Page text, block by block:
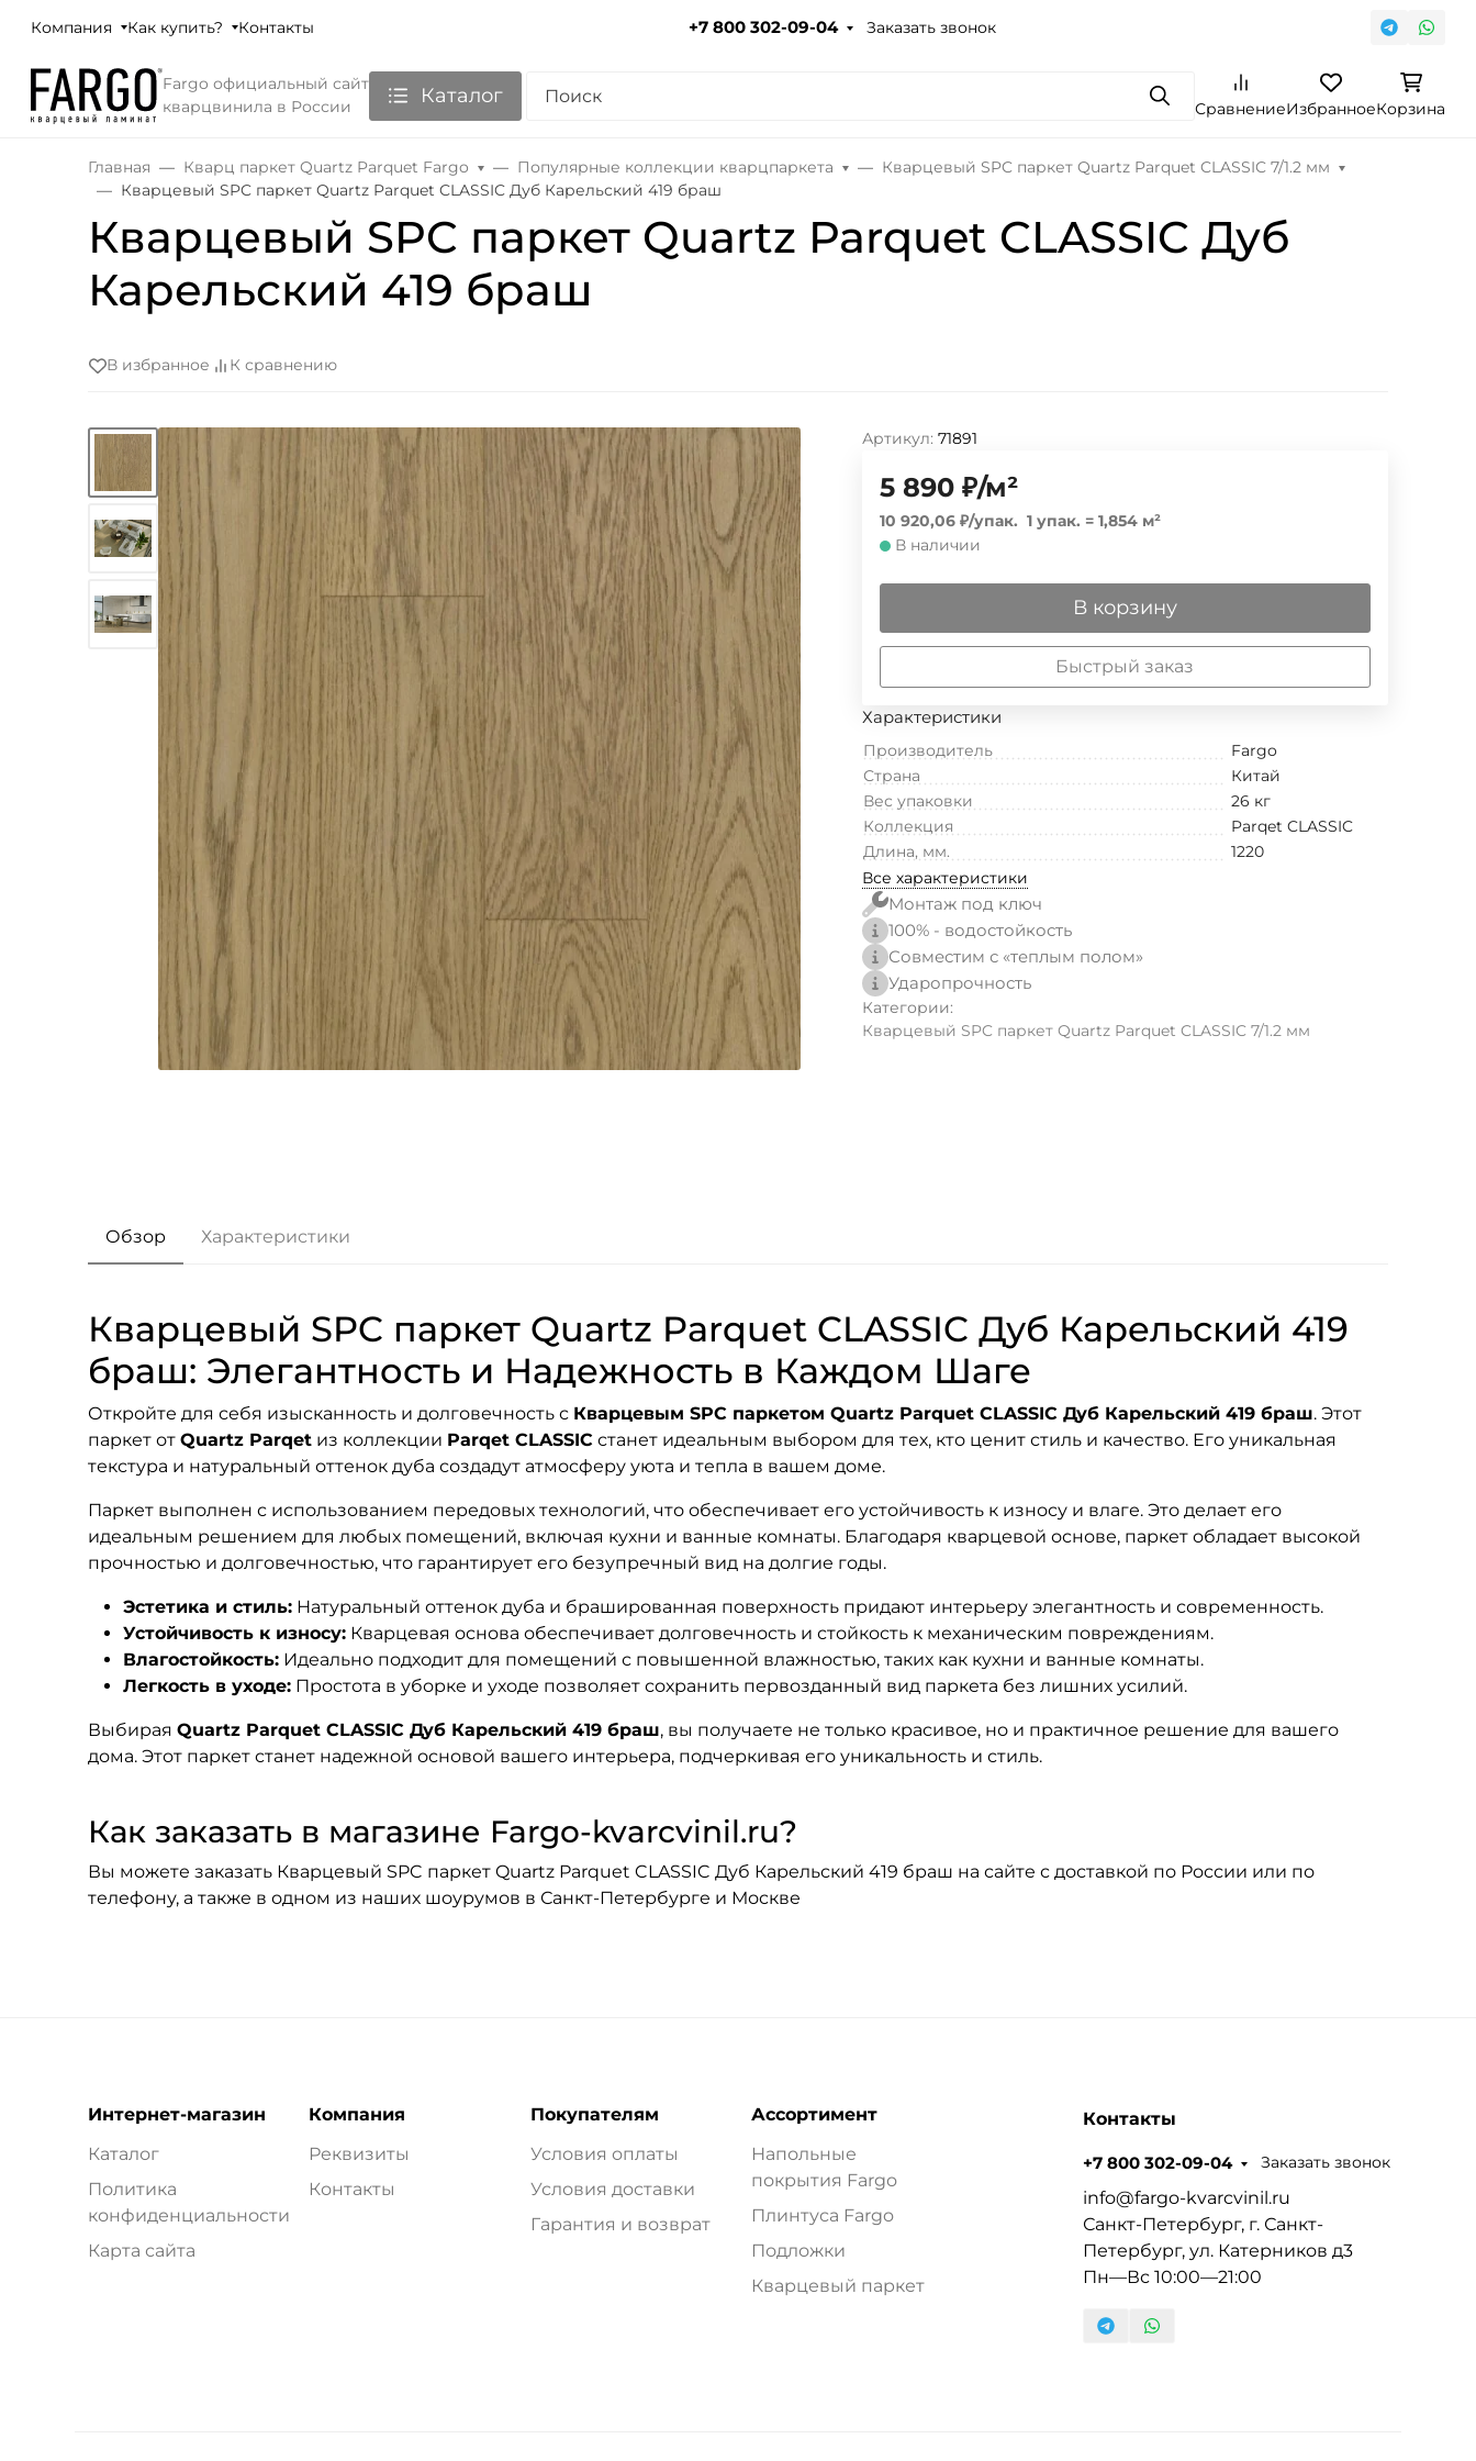
Компания Как купить? Контакты +7 800 302-09-04 Заказать звонок
Fargo официальный сайт
кварцвинила в России
Каталог ПоискСравнениеИзбранноеКорзина
Главная Кварц паркет Quartz Parquet Fargo Популярные коллекции кварцпаркета
Кварцевый SPC паркет Quartz Parquet CLASSIC 7/1.2 мм
Кварцевый SPC паркет Quartz Parquet CLASSIC Дуб Карельский 419 браш
Кварцевый SPC паркет Quartz Parquet CLASSIC Дуб
Карельский 419 браш
В избранное К сравнению
Артикул: 71891
5 890 ₽/м²
10 920,06 ₽/упак. 1 упак. = 1,854 м²
В наличии
В корзину
Быстрый заказ
Характеристики
Производитель
Fargo
Страна
Китай
Вес упаковки
26 кг
Коллекция
Parqet CLASSIC
Длина, мм.
1220
Все характеристики
Монтаж под ключ
100% - водостойкость
Совместим с «теплым полом»
Ударопрочность
Категории:
Кварцевый SPC паркет Quartz Parquet CLASSIC 7/1.2 мм
Обзор Характеристики
Кварцевый SPC паркет Quartz Parquet CLASSIC Дуб Карельский 419
браш: Элегантность и Надежность в Каждом Шаге
Откройте для себя изысканность и долговечность с Кварцевым SPC паркетом Quartz Parquet CLASSIC Дуб Карельский 419 браш. Этот
паркет от Quartz Parqet из коллекции Parqet CLASSIC станет идеальным выбором для тех, кто ценит стиль и качество. Его уникальная
текстура и натуральный оттенок дуба создадут атмосферу уюта и тепла в вашем доме.
Паркет выполнен с использованием передовых технологий, что обеспечивает его устойчивость к износу и влаге. Это делает его
идеальным решением для любых помещений, включая кухни и ванные комнаты. Благодаря кварцевой основе, паркет обладает высокой
прочностью и долговечностью, что гарантирует его безупречный вид на долгие годы.
Эстетика и стиль: Натуральный оттенок дуба и брашированная поверхность придают интерьеру элегантность и современность.
Устойчивость к износу: Кварцевая основа обеспечивает долговечность и стойкость к механическим повреждениям.
Влагостойкость: Идеально подходит для помещений с повышенной влажностью, таких как кухни и ванные комнаты.
Легкость в уходе: Простота в уборке и уходе позволяет сохранить первозданный вид паркета без лишних усилий.
Выбирая Quartz Parquet CLASSIC Дуб Карельский 419 браш, вы получаете не только красивое, но и практичное решение для вашего
дома. Этот паркет станет надежной основой вашего интерьера, подчеркивая его уникальность и стиль.
Как заказать в магазине Fargo-kvarcvinil.ru?
Вы можете заказать Кварцевый SPC паркет Quartz Parquet CLASSIC Дуб Карельский 419 браш на сайте с доставкой по России или по
телефону, а также в одном из наших шоурумов в Санкт-Петербурге и Москве
Интернет-магазин
Каталог
Политика
конфиденциальности
Карта сайта
Компания
Реквизиты
Контакты
Покупателям
Условия оплаты
Условия доставки
Гарантия и возврат
Ассортимент
Напольные
покрытия Fargo
Плинтуса Fargo
Подложки
Кварцевый паркет
Контакты
+7 800 302-09-04 Заказать звонок
info@fargo-kvarcvinil.ru
Санкт-Петербург, г. Санкт-
Петербург, ул. Катерников д3
Пн—Вс 10:00—21:00